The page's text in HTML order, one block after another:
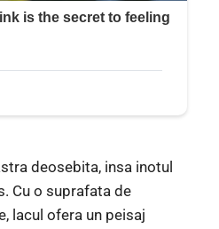
deosebita, insa inotul
Cu o suprafata de
lacul ofera un peisaj